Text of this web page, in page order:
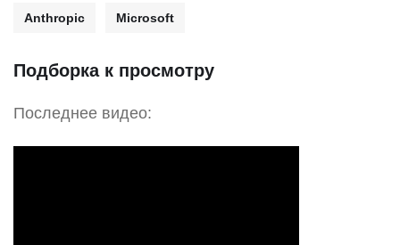
Anthropic Microsoft
Подборка к просмотру
Последнее видео: